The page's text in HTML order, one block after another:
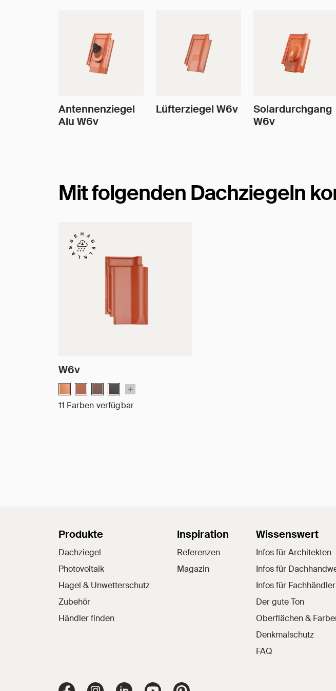
Antennenziegel
Alu W6v
Lüfterziegel W6v
Solardurchgang
W6v
Mit folgenden Dachziegeln
W6v
11 Farben verfügbar
Sitemap
Produkte
Dachziegel
Photovoltaik
Hagel & Unwetterschutz
Zubehör
Händler finden
Inspiration
Referenzen
Magazin
Wissenswert
Infos für Architekten
Infos für
Infos für Fachhändler
Der gute Ton
Oberflächen &
Denkmalschutz
FAQ
Jacobi Dachziegel auf Facebook
Jacobi Dachziegel auf Instagram
Jacobi Dachziegel auf LinkedIn
Jacobi Dachziegel auf YouTube
Jacobi Dachziegel auf Pinterest